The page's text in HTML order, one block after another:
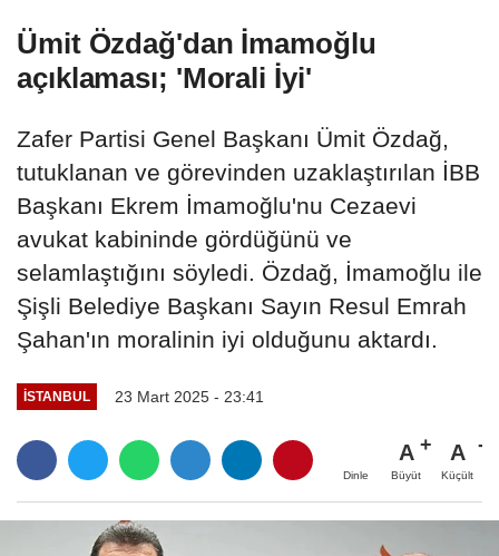
Ümit Özdağ'dan İmamoğlu
açıklaması; 'Morali İyi'
Zafer Partisi Genel Başkanı Ümit Özdağ,
tutuklanan ve görevinden uzaklaştırılan İBB
Başkanı Ekrem İmamoğlu'nu Cezaevi
avukat kabininde gördüğünü ve
selamlaştığını söyledi. Özdağ, İmamoğlu ile
Şişli Belediye Başkanı Sayın Resul Emrah
Şahan'ın moralinin iyi olduğunu aktardı.
İSTANBUL 23 Mart 2025 - 23:41
Dinle
A
Büyüt
A
Küçült